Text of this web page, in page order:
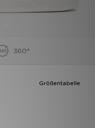
360°
Größentabelle